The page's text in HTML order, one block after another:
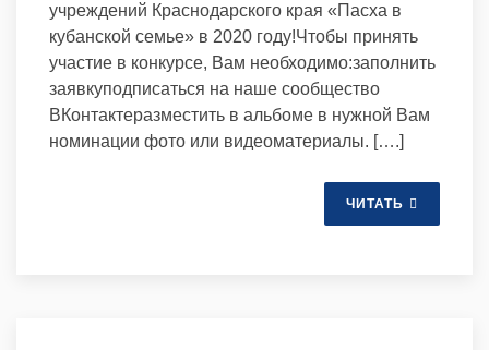
учреждений Краснодарского края «Пасха в
кубанской семье» в 2020 году!Чтобы принять
участие в конкурсе, Вам необходимо:заполнить
заявкуподписаться на наше сообщество
ВКонтактеразместить в альбоме в нужной Вам
номинации фото или видеоматериалы. [….]
ЧИТАТЬ